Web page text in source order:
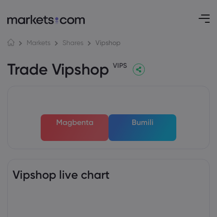
Markets Shares Vipshop
Trade Vipshop VIPS
Magbenta Bumili
Vipshop live chart